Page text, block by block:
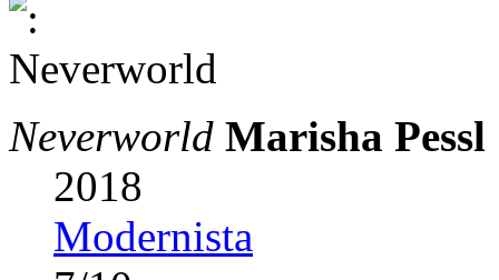
Neverworld Marisha Pessl
2018
Modernista